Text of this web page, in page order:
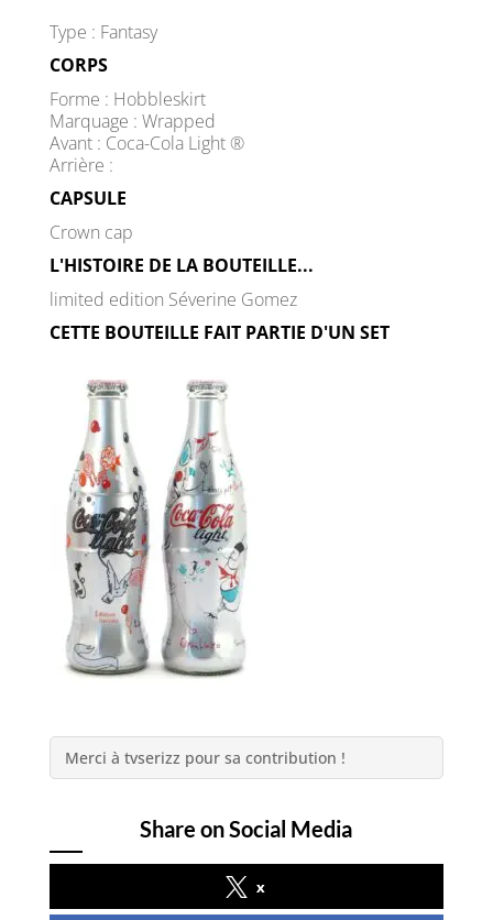
Type : Fantasy
CORPS
Forme : Hobbleskirt
Marquage : Wrapped
Avant : Coca-Cola Light ®
Arrière :
CAPSULE
Crown cap
L'HISTOIRE DE LA BOUTEILLE...
limited edition Séverine Gomez
CETTE BOUTEILLE FAIT PARTIE D'UN SET
Merci à tvserizz pour sa contribution !
Share on Social Media
x